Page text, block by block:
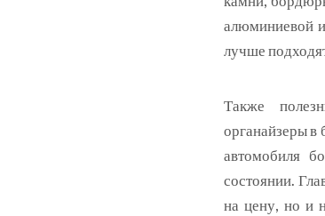
алюминиевой
лучше
Также
органайзеры в
автомобиля
состоянии.
на цену, но и